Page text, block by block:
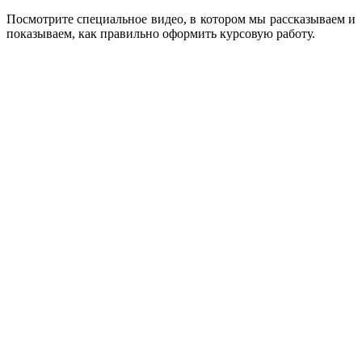
Посмотрите специальное видео, в котором мы рассказываем и
показываем, как правильно оформить курсовую работу.